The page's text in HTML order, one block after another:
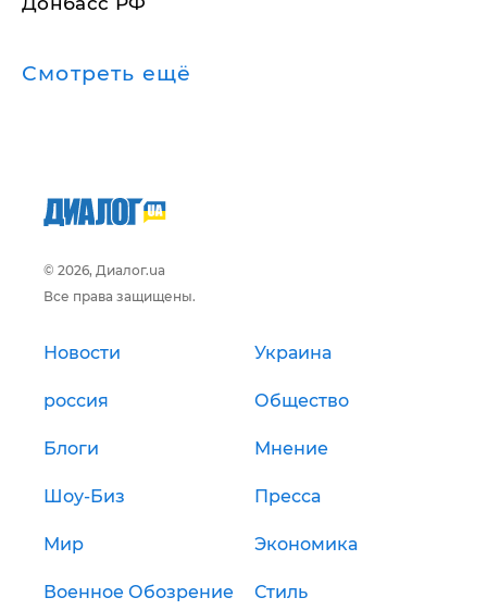
Смотреть ещё
© 2026, Диалог.ua
Все права защищены.
Новости Украина
россия Общество
Блоги Мнение
Шоу-Биз Пресса
Мир Экономика
Военное Обозрение Стиль